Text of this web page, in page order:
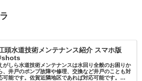
頭水道技術メンテナンス紹介 スマホ版
がしら水道技術メンテナンスは水回り全般のお困りか
、井戸のポンプ故障や修理、交換など井戸のことも対
可能です。佐賀近隣地区であれば対応可能です。